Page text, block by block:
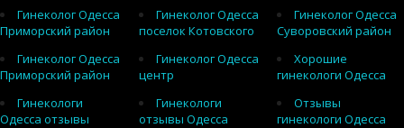
Гинеколог Одесса
Приморский район
Гинеколог Одесса
поселок Котовского
Гинеколог Одесса
Суворовский район
Гинеколог Одесса
Приморский район
Гинеколог Одесса
центр
Хорошие
гинекологи Одесса
Гинекологи
Одесса отзывы
Гинекологи
отзывы Одесса
Отзывы
гинекологи Одесса